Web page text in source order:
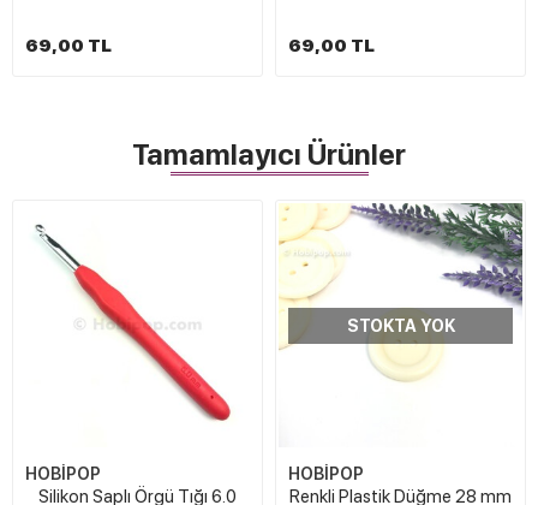
69,00 TL 69,00 TL
Tamamlayıcı Ürünler
HOBİPOP
Silikon Saplı Örgü Tığı 6.0
STOKTA YOK
HOBİPOP
Renkli Plastik Düğme 28 mm